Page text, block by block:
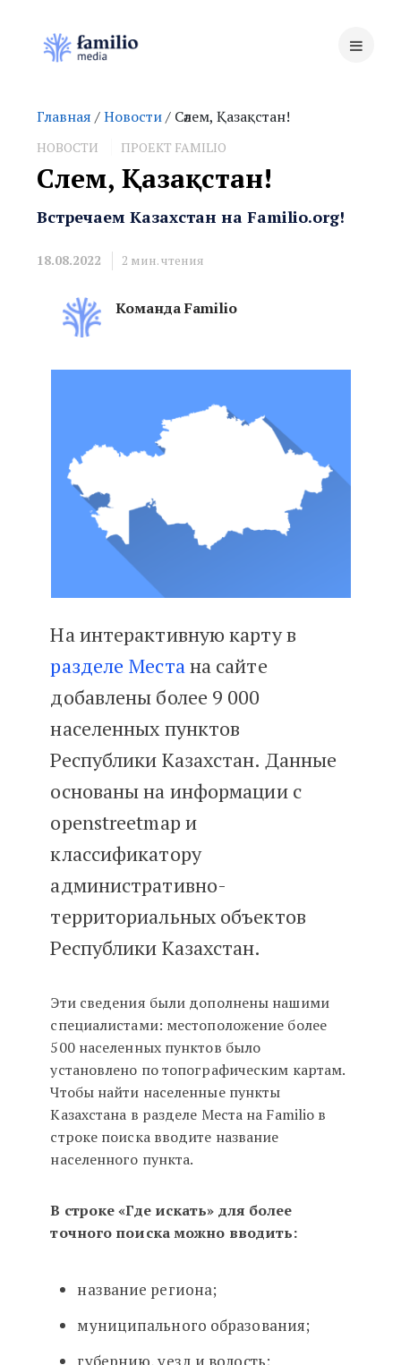
Главная /Новости/ Сәлем, Қазақстан!
НОВОСТИ ПРОЕКТ FAMILIO
Сәлем, Қазақстан!
Встречаем Казахстан на Familio.org!
18.08.2022 2 мин. чтения
Команда Familio
Сәлем, Қазақстан!
На интерактивную карту в
разделе Местана сайте
добавлены более 9 000
населенных пунктов
Республики Казахстан. Данные
основаны на информации с
openstreetmap и
классификатору
административно-
территориальных объектов
Республики Казахстан.
Эти сведения были дополнены нашими
специалистами: местоположение более
500 населенных пунктов было
установлено по топографическим картам.
Чтобы найти населенные пункты
Казахстана в разделе Места на Familio в
строке поиска вводите название
населенного пункта.
В строке «Где искать» для более
точного поиска можно вводить:
название региона;
муниципального образования;